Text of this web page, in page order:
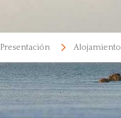
Presentación Alojamiento